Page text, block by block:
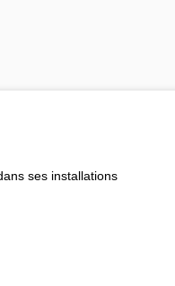
ses installations